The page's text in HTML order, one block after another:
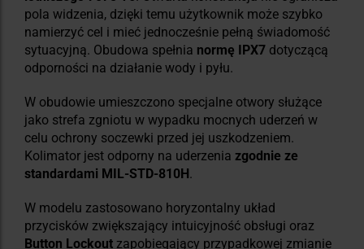
pola widzenia, dzięki temu użytkownik może szybko
namierzyć cel i mieć jednocześnie pełną świadomość
sytuacyjną. Obudowa spełnia normę IPX7 dotyczącą
odporności na działanie wody i pyłu.
W obudowie umieszczono specjalne otwory służące
jako strefa zgniotu w wypadku mocnych uderzeń w
celu ochrony soczewki przed jej uszkodzeniem.
Kolimator jest odporny na uderzenia zgodnie ze
standardami MIL-STD-810H.
W modelu zastosowano horyzontalny układ
przycisków zwiększający intuicyjność obsługi oraz
Button Lockout zapobiegający przypadkowej zmianie